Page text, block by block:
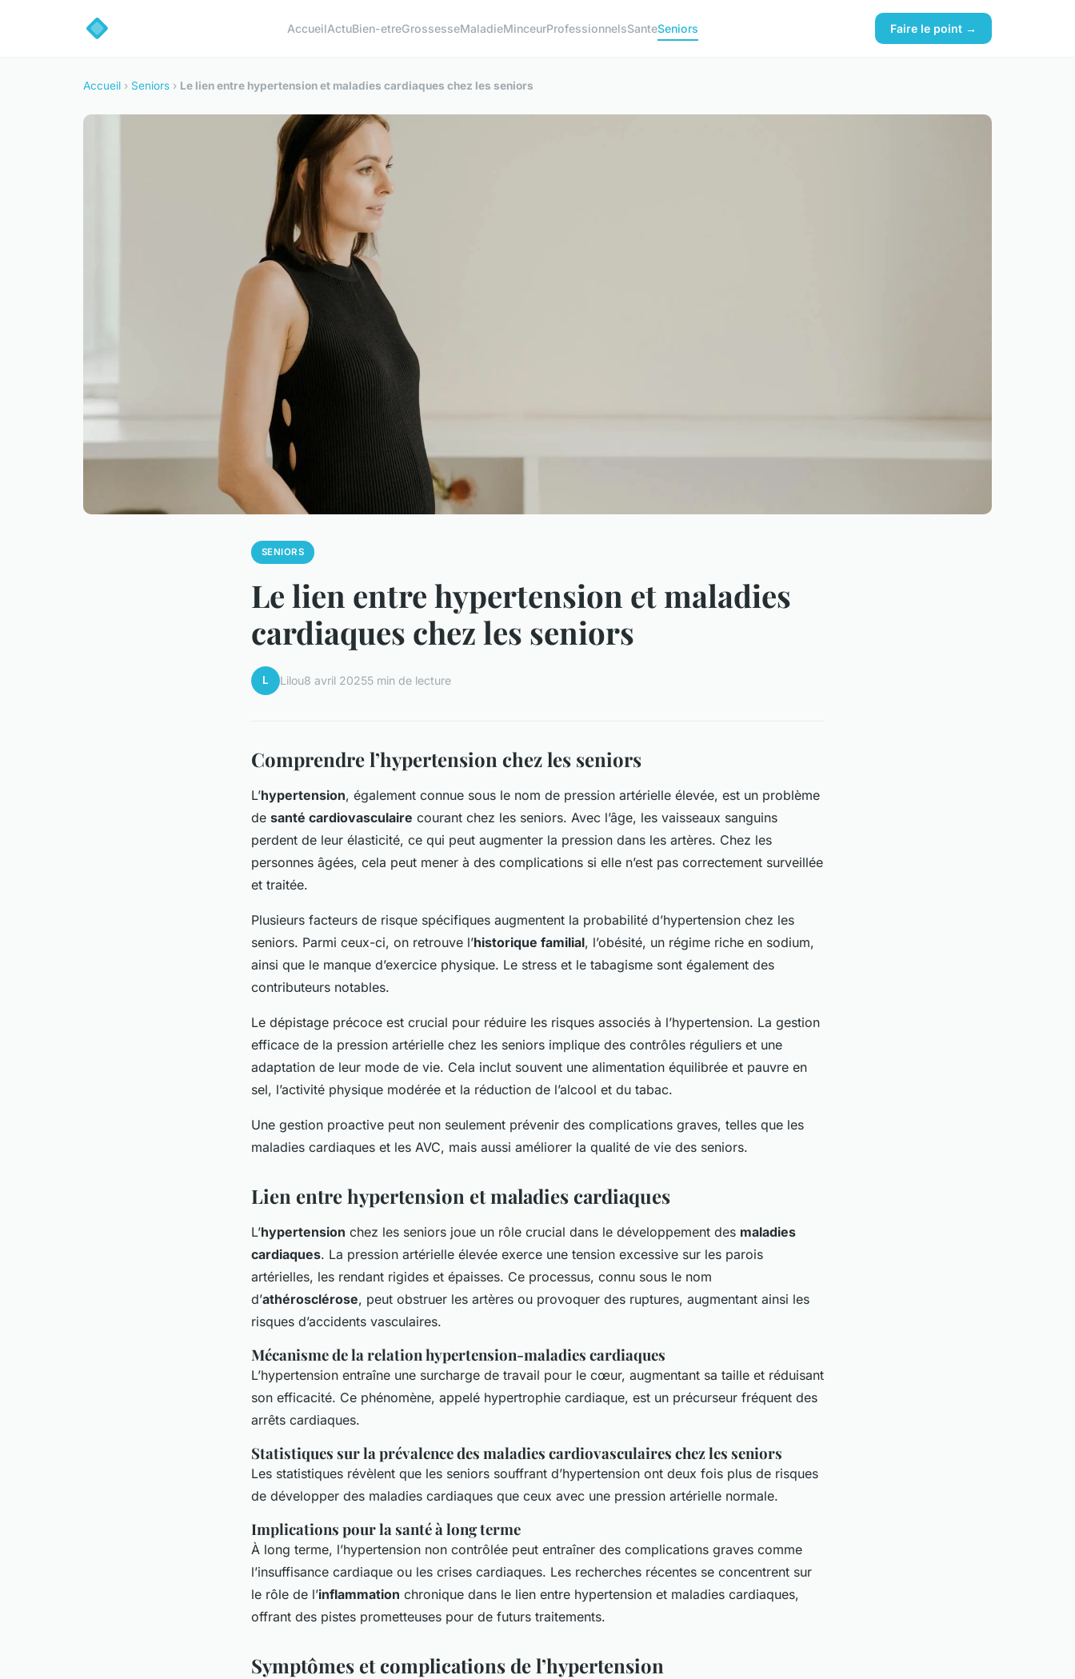
AccueilActuBien-etreGrossesseMaladieMinceurProfessionnelsSanteSeniors Faire le point →
Accueil › Seniors › Le lien entre hypertension et maladies cardiaques chez les seniors
SENIORS
Le lien entre hypertension et maladies
cardiaques chez les seniors
L Lilou8 avril 20255 min de lecture
Comprendre l’hypertension chez les seniors
L’hypertension, également connue sous le nom de pression artérielle élevée, est un problème
de santé cardiovasculaire courant chez les seniors. Avec l’âge, les vaisseaux sanguins
perdent de leur élasticité, ce qui peut augmenter la pression dans les artères. Chez les
personnes âgées, cela peut mener à des complications si elle n’est pas correctement surveillée
et traitée.
Plusieurs facteurs de risque spécifiques augmentent la probabilité d’hypertension chez les
seniors. Parmi ceux-ci, on retrouve l’historique familial, l’obésité, un régime riche en sodium,
ainsi que le manque d’exercice physique. Le stress et le tabagisme sont également des
contributeurs notables.
Le dépistage précoce est crucial pour réduire les risques associés à l’hypertension. La gestion
efficace de la pression artérielle chez les seniors implique des contrôles réguliers et une
adaptation de leur mode de vie. Cela inclut souvent une alimentation équilibrée et pauvre en
sel, l’activité physique modérée et la réduction de l’alcool et du tabac.
Une gestion proactive peut non seulement prévenir des complications graves, telles que les
maladies cardiaques et les AVC, mais aussi améliorer la qualité de vie des seniors.
Lien entre hypertension et maladies cardiaques
L’hypertension chez les seniors joue un rôle crucial dans le développement des maladies
cardiaques. La pression artérielle élevée exerce une tension excessive sur les parois
artérielles, les rendant rigides et épaisses. Ce processus, connu sous le nom
d’athérosclérose, peut obstruer les artères ou provoquer des ruptures, augmentant ainsi les
risques d’accidents vasculaires.
Mécanisme de la relation hypertension-maladies cardiaques
L’hypertension entraîne une surcharge de travail pour le cœur, augmentant sa taille et réduisant
son efficacité. Ce phénomène, appelé hypertrophie cardiaque, est un précurseur fréquent des
arrêts cardiaques.
Statistiques sur la prévalence des maladies cardiovasculaires chez les seniors
Les statistiques révèlent que les seniors souffrant d’hypertension ont deux fois plus de risques
de développer des maladies cardiaques que ceux avec une pression artérielle normale.
Implications pour la santé à long terme
À long terme, l’hypertension non contrôlée peut entraîner des complications graves comme
l’insuffisance cardiaque ou les crises cardiaques. Les recherches récentes se concentrent sur
le rôle de l’inflammation chronique dans le lien entre hypertension et maladies cardiaques,
offrant des pistes prometteuses pour de futurs traitements.
Symptômes et complications de l’hypertension